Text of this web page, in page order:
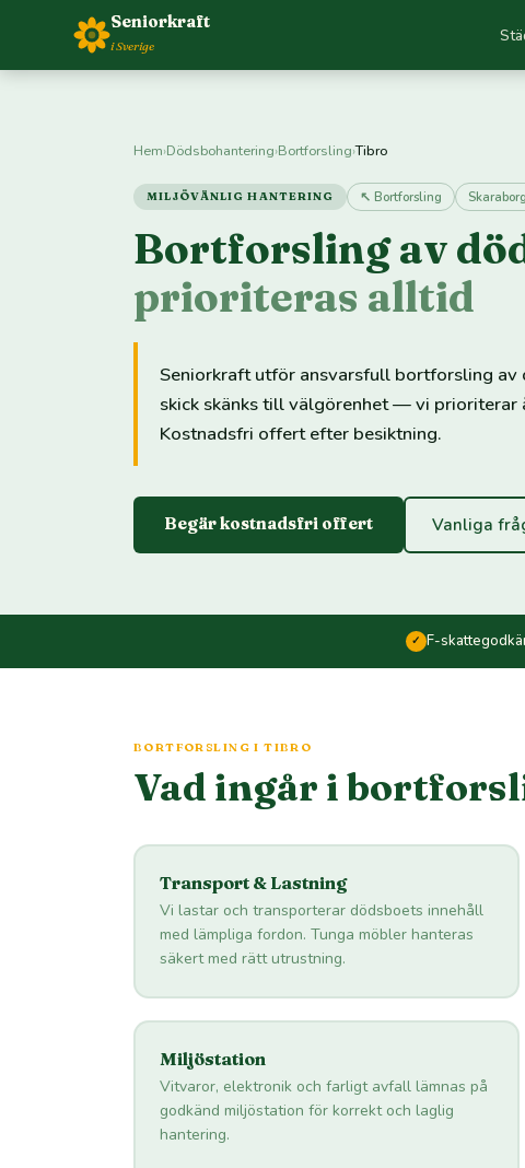
Seniorkraft
i Sverige
Hem›Dödsbohantering›Bortforsling›Tibro
MILJÖVÄNLIG HANTERING ↖ Bortforsling Skaraborg
Bortforsling av
prioriteras alltid
Seniorkraft utför ansvarsfull bortforsling
skick skänks till välgörenhet — vi prioriterar
Kostnadsfri offert efter besiktning.
Begär kostnadsfri offert Vanliga
✓ F-
BORTFORSLING I TIBRO
Vad ingår i
Transport & Lastning
Vi lastar och transporterar dödsboets innehåll
med lämpliga fordon. Tunga möbler hanteras
säkert med rätt utrustning.
Miljöstation
Vitvaror, elektronik och farligt avfall lämnas på
godkänd miljöstation för korrekt och laglig
hantering.